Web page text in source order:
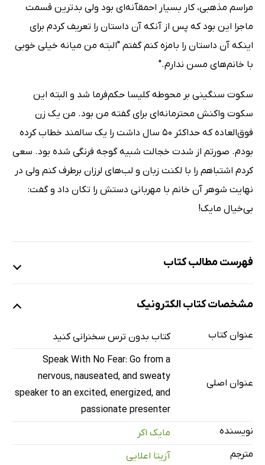
مراسم مذهبی، کار بسیار احمقآنه‌ای بود ولی بدترین قسمت
ماجرا این بود که پس از آنکه آن داستان را تعریف کردم برای
اینکه آن داستان را بامزه کنم گفتم "البته من میانه خیلی خوبی
با خانم‌های مسن ندارم."
سکوت سنگینی بر محوطه کلیسا حکم‌فرما شد و البته این
سکوت واکنش محترمانه‌ای برای گفته من بود. من یک زن
فوق‌العاده که حداکثر 50 سال داشت را یک سالمند خطاب کرده
بودم. صورتم از شدت خجالت شبیه گوجه فرنگی شده بود. سعی
کردم اشتباهم را با لکنت زبان و لب‌های لرزان برطرف کنم ولی در
نهایت شوهر آن خانم با مهربانی دستش را تکان داد و گفت:
بی‌خیال مایک!
فهرست مطالب کتاب
راهبرد اول: زخم‌هایتان را کشف و آن‌ها را مداوا کنید
راهبرد سوم: سعی کن خودت باشی
راهبرد چهارم: برای یک نفر سخنرانی کنید
راهبرد پنجم: مخاطب اصلی سخنرانی‌تان شما نیستید
راهبرد ششم: ترس و اضطرابتان را هدایت کنید
مشخصات کتاب الکترونیک
عنوان کتاب کتاب بدون ترس سخنرانی کنید
عنوان اصلی
Speak With No Fear: Go from a
nervous, nauseated, and sweaty
speaker to an excited, energized, and
passionate presenter
نویسنده
مایک اکر
مترجم
آزیتا اعلایی